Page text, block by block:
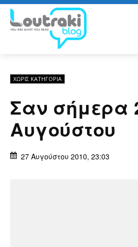
ΧΩΡΊΣ ΚΑΤΗΓΟΡΊΑ
Σαν σήμερα
Αυγούστου
27 Αυγούστου 2010, 23:03